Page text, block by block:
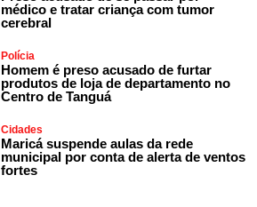
médico e tratar criança com tumor
cerebral
Polícia
Homem é preso acusado de furtar
produtos de loja de departamento no
Centro de Tanguá
Cidades
Maricá suspende aulas da rede
municipal por conta de alerta de ventos
fortes